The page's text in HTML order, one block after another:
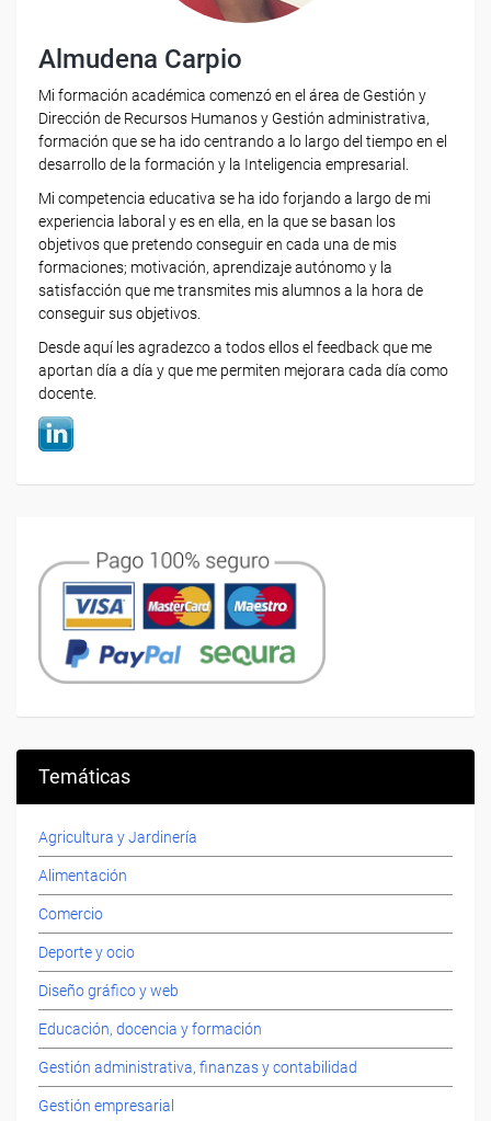
Almudena Carpio
Mi formación académica comenzó en el área de Gestión y
Dirección de Recursos Humanos y Gestión administrativa,
formación que se ha ido centrando a lo largo del tiempo en el
desarrollo de la formación y la Inteligencia empresarial.
Mi competencia educativa se ha ido forjando a largo de mi
experiencia laboral y es en ella, en la que se basan los
objetivos que pretendo conseguir en cada una de mis
formaciones; motivación, aprendizaje autónomo y la
satisfacción que me transmites mis alumnos a la hora de
conseguir sus objetivos.
Desde aquí les agradezco a todos ellos el feedback que me
aportan día a día y que me permiten mejorara cada día como
docente.
Temáticas
Agricultura y Jardinería
Alimentación
Comercio
Deporte y ocio
Diseño gráfico y web
Educación, docencia y formación
Gestión administrativa, finanzas y contabilidad
Gestión empresarial